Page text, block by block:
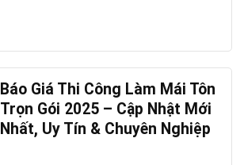
Báo Giá Thi Công Làm Mái Tôn
Trọn Gói 2025 – Cập Nhật Mới
Nhất, Uy Tín & Chuyên Nghiệp